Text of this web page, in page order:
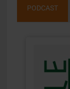
PODCAST